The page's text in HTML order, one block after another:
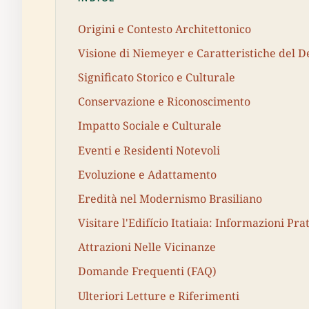
Origini e Contesto Architettonico
Visione di Niemeyer e Caratteristiche del
Significato Storico e Culturale
Conservazione e Riconoscimento
Impatto Sociale e Culturale
Eventi e Residenti Notevoli
Evoluzione e Adattamento
Eredità nel Modernismo Brasiliano
Visitare l'Edifício Itatiaia: Informazioni
Attrazioni Nelle Vicinanze
Domande Frequenti (FAQ)
Ulteriori Letture e Riferimenti